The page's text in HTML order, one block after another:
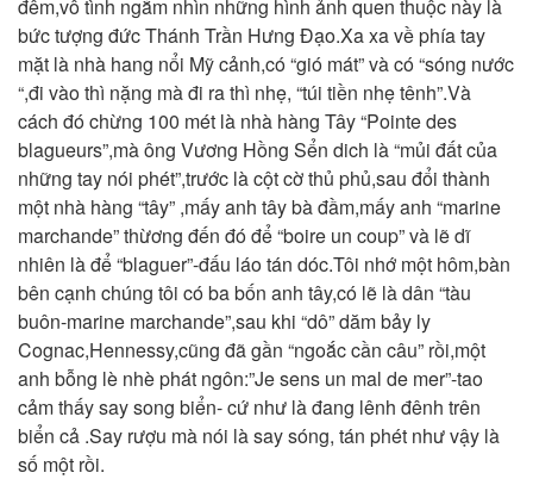
đêm,vô tình ngắm nhìn những hình ảnh quen thuộc này là
bức tượng đức Thánh Trần Hưng Đạo.Xa xa về phía tay
mặt là nhà hang nổi Mỹ cảnh,có “gió mát” và có “sóng nước
“,đi vào thì nặng mà đi ra thì nhẹ, “túi tiền nhẹ tênh”.Và
cách đó chừng 100 mét là nhà hàng Tây “Pointe des
blagueurs”,mà ông Vương Hồng Sển dich là “mủi đất của
những tay nói phét”,trước là cột cờ thủ phủ,sau đổi thành
một nhà hàng “tây” ,mấyanh tây bà đầm,mấy anh “marine
marchande” thừơng đến đó để “boire un coup” và lẽ dĩ
nhiên là để “blaguer”-đấu láo tán dóc.Tôi nhớ một hôm,bàn
bên cạnh chúng tôi có ba bốn anh tây,có lẽ là dân “tàu
buôn-marine marchande”,sau khi “dô” dăm bảy ly
Cognac,Hennessy,cũng đã gần “ngoắc cần câu” rồi,một
anh bỗng lè nhè phát ngôn:”Je sens un mal de mer”-tao
cảm thấy say song biển- cứ như là đang lênh đênh trên
biển cả .Say rượu mà nói là say sóng, tán phét như vậy là
số một rồi.